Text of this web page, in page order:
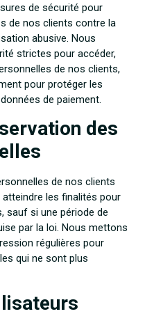
de sécurité pour
de nos clients contre la
abusive. Nous
strictes pour accéder,
de nos clients,
pour protéger les
de paiement.
des
de nos clients
les finalités pour
sauf si une période de
par la loi. Nous mettons
régulières pour
qui ne sont plus